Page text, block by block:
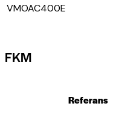
VMOAC400E
FKM
Referans